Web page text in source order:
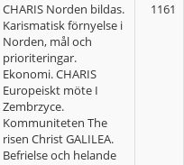
CHARIS Norden bildas.
Karismatisk förnyelse i
Norden, mål och
prioriteringar.
Ekonomi. CHARIS
Europeiskt möte I
Zembrzyce.
Kommuniteten The
risen Christ GALILEA.
Befrielse och helande
1161